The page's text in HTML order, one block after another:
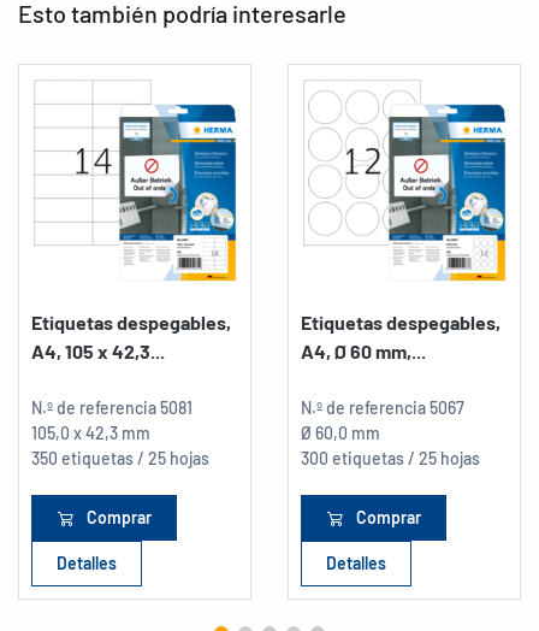
Esto también podría interesarle
Etiquetas despegables,
A4, 105 x 42,3...
N.º de referencia5081
105,0 x 42,3 mm
350 etiquetas / 25 hojas
Comprar
Detalles
Etiquetas despegables,
A4, Ø 60 mm,...
N.º de referencia5067
Ø 60,0 mm
300 etiquetas / 25 hojas
Comprar
Detalles